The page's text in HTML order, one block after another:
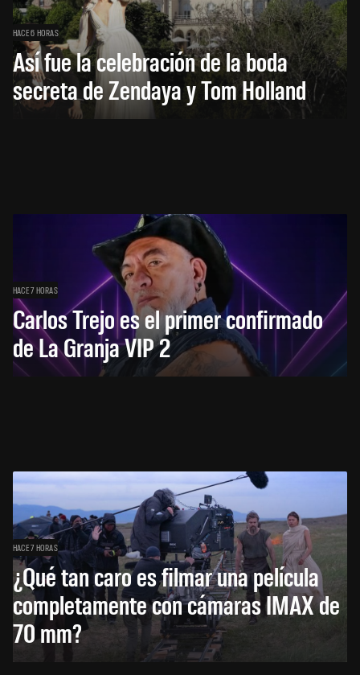
HACE 6 HORAS
Así fue la celebración de la boda
secreta de Zendaya y Tom Holland
HACE 7 HORAS
Carlos Trejo es el primer confirmado
de La Granja VIP 2
HACE 7 HORAS
¿Qué tan caro es filmar una película
completamente con cámaras IMAX de
70 mm?